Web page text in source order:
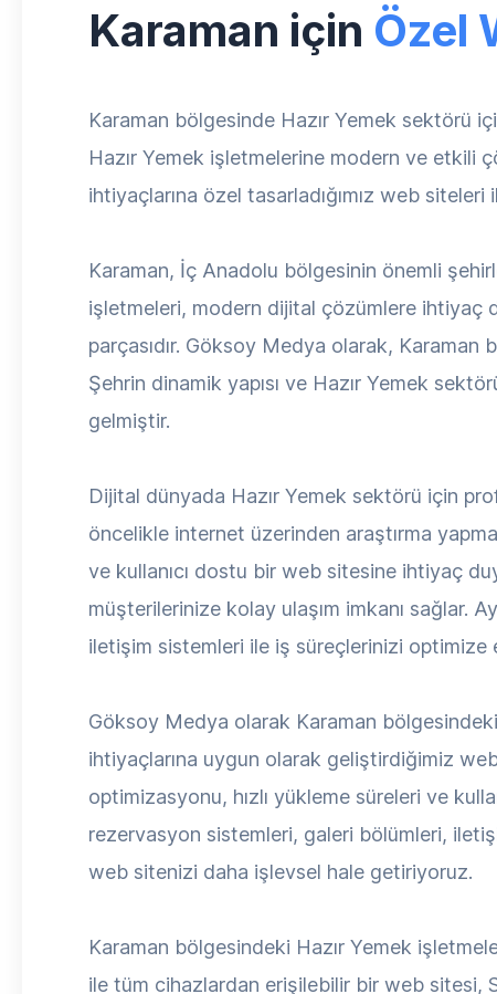
Karaman için Özel
Karaman bölgesinde Hazır Yemek sektörü
Hazır Yemek işletmelerine modern ve etkili
ihtiyaçlarına özel tasarladığımız web siteleri
Karaman, İç Anadolu bölgesinin önemli
işletmeleri, modern dijital çözümlere ihtiyaç
parçasıdır. Göksoy Medya olarak, Karaman
Şehrin dinamik yapısı ve Hazır Yemek
gelmiştir.
Dijital dünyada Hazır Yemek sektörü için
öncelikle internet üzerinden araştırma
ve kullanıcı dostu bir web sitesine ihtiyaç
müşterilerinize kolay ulaşım imkanı sağlar.
iletişim sistemleri ile iş süreçlerinizi optimize
Göksoy Medya olarak Karaman
ihtiyaçlarına uygun olarak geliştirdiğimiz
optimizasyonu, hızlı yükleme süreleri ve
rezervasyon sistemleri, galeri bölümleri,
web sitenizi daha işlevsel hale getiriyoruz.
Karaman bölgesindeki Hazır Yemek
ile tüm cihazlardan erişilebilir bir web sitesi,